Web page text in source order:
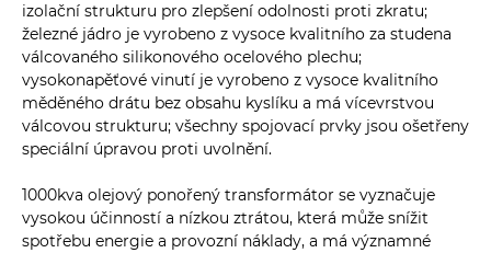
izolační strukturu pro zlepšení odolnosti proti zkratu;
železné jádro je vyrobeno z vysoce kvalitního za studena
válcovaného silikonového ocelového plechu;
vysokonapěťové vinutí je vyrobeno z vysoce kvalitního
měděného drátu bez obsahu kyslíku a má vícevrstvou
válcovou strukturu; všechny spojovací prvky jsou ošetřeny
speciální úpravou proti uvolnění.
1000kva olejový ponořený transformátor se vyznačuje
vysokou účinností a nízkou ztrátou, která může snížit
spotřebu energie a provozní náklady, a má významné